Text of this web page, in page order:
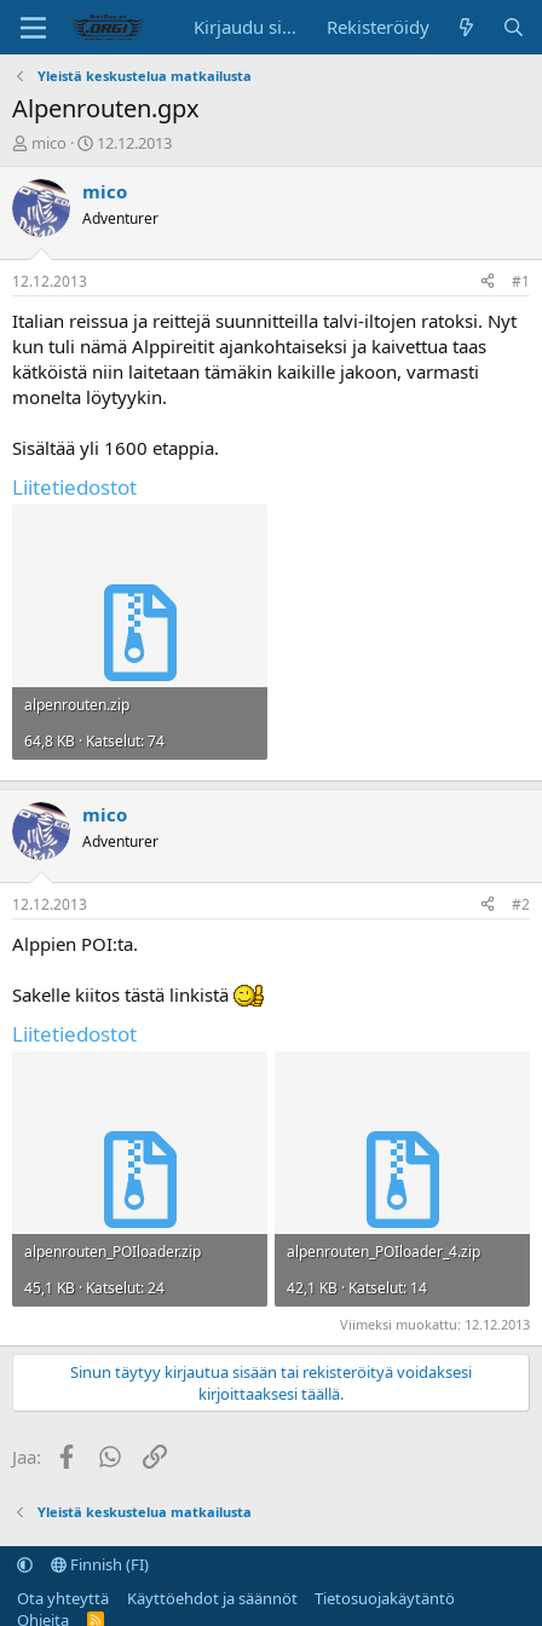
Kirjaudu sisään Rekisteröidy
Yleistä keskustelua matkailusta
Alpenrouten.gpx
K
s
k
u
s
t
e
l
n
a
l
i
t
mico
A
o
i
t
p
ä
i
v
ä
12.12.2013
mico
Adventurer
12.12.2013 #1
Italian reissua ja reittejä suunnitteilla talvi-iltojen ratoksi. Nyt
kun tuli nämä Alppireitit ajankohtaiseksi ja kaivettua taas
kätköistä niin laitetaan tämäkin kaikille jakoon, varmasti
monelta löytyykin.
Sisältää yli 1600 etappia.
Liitetiedostot
alpenrouten.zip
64,8 KB · Katselut: 74
mico
Adventurer
12.12.2013 #2
Alppien POI:ta.
Sakelle kiitos tästä linkistä
Liitetiedostot
alpenrouten_POIloader.zip
45,1 KB · Katselut: 24
alpenrouten_POIloader_4.zip
42,1 KB · Katselut: 14
Viimeksi muokattu: 12.12.2013
Sinun täytyy kirjautua sisään tai rekisteröityä voidaksesi
kirjoittaaksesi täällä.
Jaa: FacebookWhatsApp
Linkki
Yleistä keskustelua matkailusta
Finnish (FI)
Ota yhteyttä
Käyttöehdot ja säännöt
Tietosuojakäytäntö
Ohjeita
R